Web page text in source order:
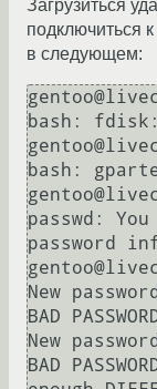
Загрузиться
подключиться
в следующем:
bash: fdisk:
bash:
passwd:
password
New
BAD
New
BAD